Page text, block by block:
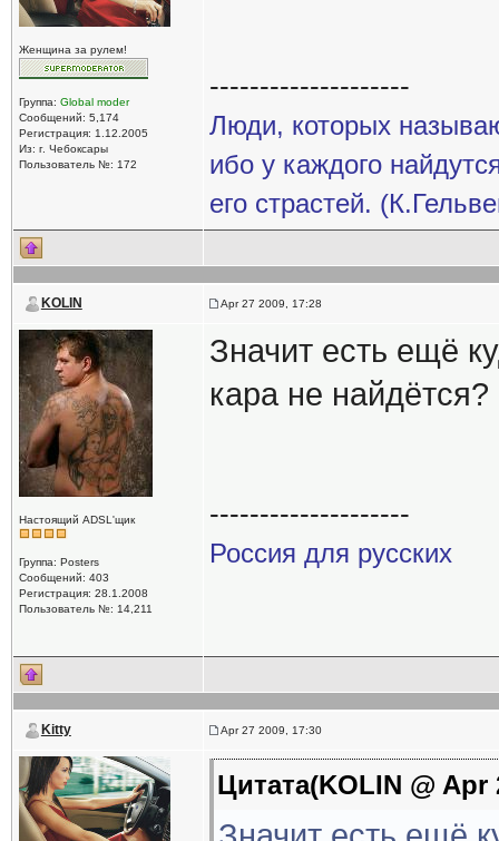
Женщина за рулем!
Группа: Global moder
Сообщений: 5,174
Регистрация: 1.12.2005
Из: г. Чебоксары
Пользователь №: 172
--------------------
Люди, которых
ибо у каждого
его страстей.
KOLIN Apr 27 2009, 17:28
Настоящий ADSL'щик
Группа: Posters
Сообщений: 403
Регистрация: 28.1.2008
Пользователь №: 14,211
Значит есть ещё
кара не найдётся?
--------------------
Россия для русских
Kitty Apr 27 2009, 17:30
Цитата(KOLIN @ Apr